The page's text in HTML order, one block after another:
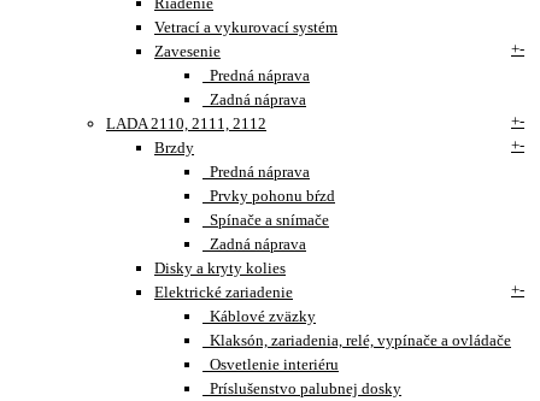
Vetrací a vykurovací systém
Zavesenie
+-
Predná náprava
Zadná náprava
LADA 2110, 2111, 2112
+-
Brzdy
+-
Predná náprava
Prvky pohonu bŕzd
Spínače a snímače
Zadná náprava
Disky a kryty kolies
Elektrické zariadenie
+-
Káblové zväzky
Klaksón, zariadenia, relé, vypínače a ovládače
Osvetlenie interiéru
Príslušenstvo palubnej dosky